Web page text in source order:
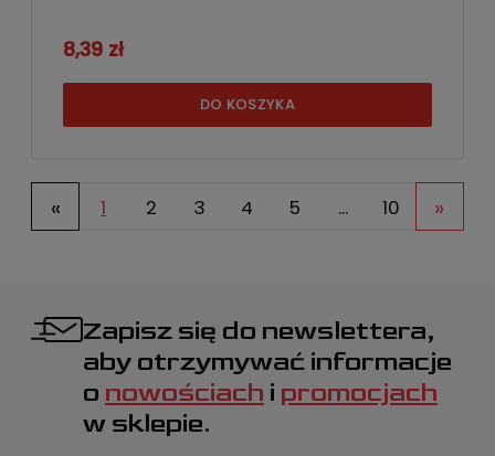
8,39 zł
DO KOSZYKA
« 1 2 3 4 5 ... 10 »
Zapisz się do newslettera,
aby otrzymywać informacje
o nowościach i promocjach
w sklepie.